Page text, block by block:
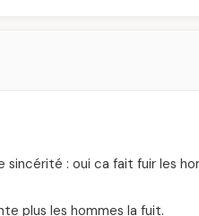
: oui ca fait fuir les
plus les hommes la fuit.